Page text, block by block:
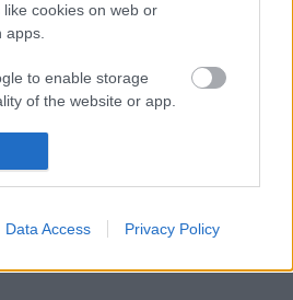
cookies on web or
apps.
to enable storage
of the website or app.
to enable storage
including authentication
Data Access Privacy Policy